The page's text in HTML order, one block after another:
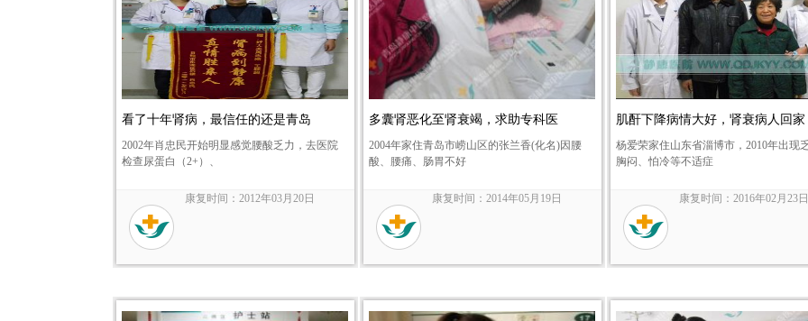
看了十年肾病，最信任的还是青岛
2002年肖忠民开始明显感觉腰酸乏力，去医院
检查尿蛋白（2+）、
康复时间：2012年03月20日
多囊肾恶化至肾衰竭，求助专科医
2004年家住青岛市崂山区的张兰香(化名)因腰
酸、腰痛、肠胃不好
康复时间：2014年05月19日
肌酐下降病情大好，肾衰病人回家
杨爱荣家住山东省淄博市，2010年出现
胸闷、怕冷等不适症
康复时间：2016年02月23日